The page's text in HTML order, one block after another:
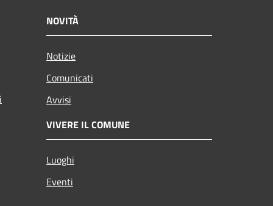
NOVITÀ
Notizie
Comunicati
Avvisi
VIVERE IL COMUNE
Luoghi
Eventi